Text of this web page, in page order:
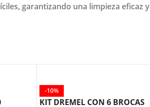
garantizando una limpieza eficaz y
-10%
KIT DREMEL CON 6 BROCAS